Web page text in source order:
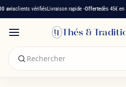
clients vérifiésLivraison rapide -Offertedès 45€ en
Thés &